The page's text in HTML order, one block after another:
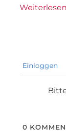
Weiterlesen
Einloggen
0